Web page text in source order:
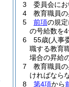
3
委員会に
4
教育職員
5
前項の規
の号給数を
6
55歳(人事
職する教育
場合の昇給
7
教育職員
ければなら
8
第4項から